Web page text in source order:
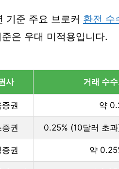
기준 주요 브로커 환전 수
은 우대 미적용입니다.
사 거래 수
권 약
권 0.25% (10달러 초
권 약